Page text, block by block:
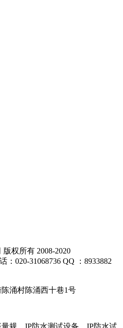
权所有 2008-2020
：020-31068736 QQ ：8933882
涌村陈涌西十巷1号